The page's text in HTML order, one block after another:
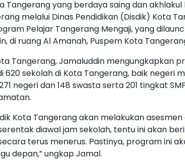
Tangerang yang berdaya saing dan
melalui Dinas Pendidikan (Disdik) Kota
Pelajar Tangerang Mengaji, yang
di ruang Al Amanah, Puspem Kota
Tangerang, Jamaluddin mengungkapkan
sekolah di Kota Tangerang, baik negeri
negeri dan 148 swasta serta 201 tingkat
Kota Tangerang akan melakukan
diawal jam sekolah, tentu ini akan
terus menerus. Pastinya, program ini
depan,” ungkap Jamal.